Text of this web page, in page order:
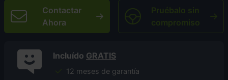
Contactar
Ahora
Pruébalo sin
compromiso
Incluído GRATIS
12 meses de garantía